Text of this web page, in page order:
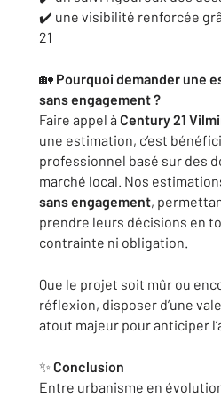
✔️ une visibilité renforcée
21
🏡 Pourquoi demander une
sans engagement ?
Faire appel à Century 21
une estimation, c’est
professionnel basé sur des
marché local. Nos
sans engagement,
prendre leurs décisions en
contrainte ni obligation.
Que le projet soit mûr ou
réflexion, disposer d’une
atout majeur pour anticiper
✨ Conclusion
Entre urbanisme en